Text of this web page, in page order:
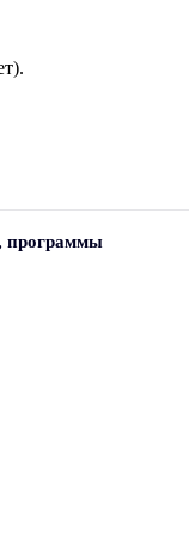
программы